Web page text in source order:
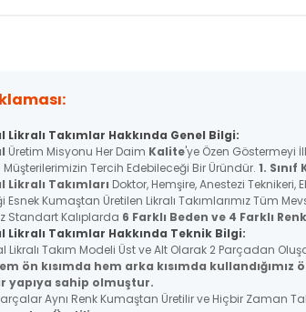
Likralı Takımlar Hakkında Genel Bilgi:
Üretim Misyonu Her Daim Kalite'ye Özen Göstermeyi
Müşterilerimizin Tercih Edebileceği Bir Üründür. 1.
Likralı Takımları Doktor, Hemşire, Anestezi
Esnek Kumaştan Üretilen Likralı Takımlarımız Tüm
Standart Kalıplarda 6 Farklı Beden ve 4 Farklı Renk
Likralı Takımlar Hakkında Teknik Bilgi:
Takım Modeli Üst ve Alt Olarak 2 Parçadan
ön kısımda hem arka kısımda
yapıya sahip olmuştur.
Aynı Renk Kumaştan Üretilir ve Hiçbir Zaman